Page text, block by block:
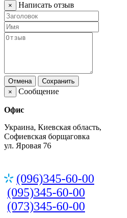
× Написать отзыв
Отмена
Сохранить
×
Сообщение
Офис
Украина, Киевская область,
Софиевская борщаговка
ул. Яровая 76
(096)345-60-00
(095)345-60-00
(073)345-60-00